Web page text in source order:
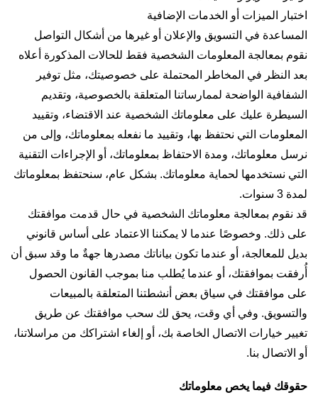
اختبار الميزات أو الخدمات الإضافية
المساعدة في التسويق والإعلان أو غيرها من أشكال التواصل
نقوم بمعالجة المعلومات الشخصية فقط للحالات المذكورة أعلاه
بعد النظر في المخاطر المحتملة على خصوصيتك، مثل توفير
الشفافية الواضحة لممارساتنا المتعلقة بالخصوصية، وتقديم
السيطرة عليك على معلوماتك الشخصية عند الاقتضاء، وتقييد
المعلومات التي نحتفظ بها، وتقييد ما نفعله بمعلوماتك، وإلى من
نرسل معلوماتك، ومدة الاحتفاظ بمعلوماتك، أو الإجراءات التقنية
التي نستخدمها لحماية معلوماتك. بشكل عام، سنحتفظ بمعلوماتك
لمدة 3 سنوات.
قد نقوم بمعالجة معلوماتك الشخصية في حال قدمت موافقتك
على ذلك. وخصوصًا عندما لا يمكننا الاعتماد على أساس قانوني
بديل للمعالجة، أو عندما تكون بياناتك مصدرها جهةٌ ما وقد سبق أن
أُرفقت بموافقتك، أو عندما يُطلب منا بموجب القانون الحصول
على موافقتك في سياق بعض أنشطتنا المتعلقة بالمبيعات
والتسويق. وفي أي وقت، يحق لك سحب موافقتك عن طريق
تغيير خيارات الاتصال الخاصة بك، أو إلغاء اشتراكك من مراسلاتنا،
أو الاتصال بنا.
حقوقك فيما يخص معلوماتك